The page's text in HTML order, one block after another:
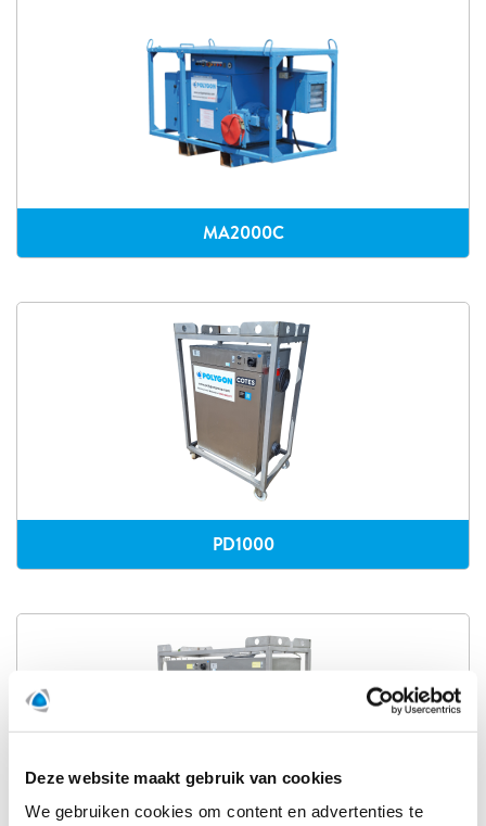
Deze website maakt gebruik van cookies
We gebruiken cookies om content en advertenties te
MA2000C
PD1000